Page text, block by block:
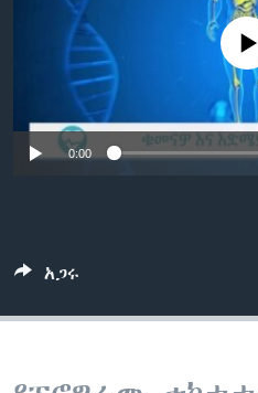
ቋንቋዎች
No media source
0:00
አጋሩ